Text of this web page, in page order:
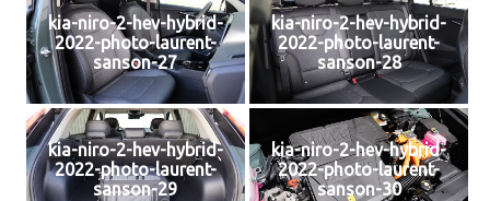
kia-niro-2-hev-hybrid-
2022-photo-laurent-
sanson-27
kia-niro-2-hev-hybrid-
2022-photo-laurent-
sanson-28
kia-niro-2-hev-hybrid-
2022-photo-laurent-
sanson-29
kia-niro-2-hev-hybrid-
2022-photo-laurent-
sanson-30